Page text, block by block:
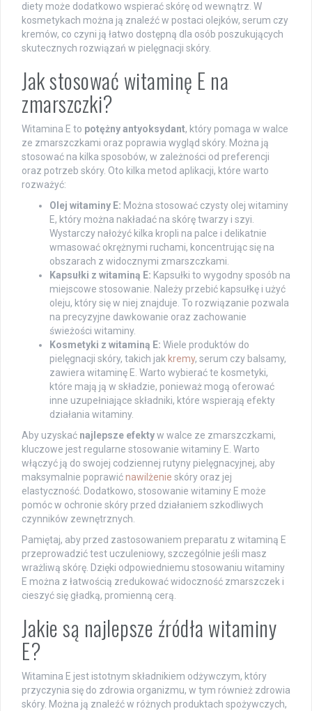
diety może dodatkowo wspierać skórę od wewnątrz. W
kosmetykach można ją znaleźć w postaci olejków, serum czy
kremów, co czyni ją łatwo dostępną dla osób poszukujących
skutecznych rozwiązań w pielęgnacji skóry.
Jak stosować witaminę E na
zmarszczki?
Witamina E to potężny antyoksydant, który pomaga w walce
ze zmarszczkami oraz poprawia wygląd skóry. Można ją
stosować na kilka sposobów, w zależności od preferencji
oraz potrzeb skóry. Oto kilka metod aplikacji, które warto
rozważyć:
Olej witaminy E: Można stosować czysty olej witaminy
E, który można nakładać na skórę twarzy i szyi.
Wystarczy nałożyć kilka kropli na palce i delikatnie
wmasować okrężnymi ruchami, koncentrując się na
obszarach z widocznymi zmarszczkami.
Kapsułki z witaminą E: Kapsułki to wygodny sposób na
miejscowe stosowanie. Należy przebić kapsułkę i użyć
oleju, który się w niej znajduje. To rozwiązanie pozwala
na precyzyjne dawkowanie oraz zachowanie
świeżości witaminy.
Kosmetyki z witaminą E: Wiele produktów do
pielęgnacji skóry, takich jak kremy, serum czy balsamy,
zawiera witaminę E. Warto wybierać te kosmetyki,
które mają ją w składzie, ponieważ mogą oferować
inne uzupełniające składniki, które wspierają efekty
działania witaminy.
Aby uzyskać najlepsze efektyw walce ze zmarszczkami,
kluczowe jest regularne stosowanie witaminy E. Warto
włączyć ją do swojej codziennej rutyny pielęgnacyjnej, aby
maksymalnie poprawićnawilżenie skóry oraz jej
elastyczność. Dodatkowo, stosowanie witaminy E może
pomóc w ochronie skóry przed działaniem szkodliwych
czynników zewnętrznych.
Pamiętaj, aby przed zastosowaniem preparatu z witaminą E
przeprowadzić test uczuleniowy, szczególnie jeśli masz
wrażliwą skórę. Dzięki odpowiedniemu stosowaniu witaminy
E można z łatwością zredukować widoczność zmarszczek i
cieszyć się gładką, promienną cerą.
Jakie są najlepsze źródła witaminy
E?
Witamina E jest istotnym składnikiem odżywczym, który
przyczynia się do zdrowia organizmu, w tym również zdrowia
skóry. Można ją znaleźć w różnych produktach spożywczych,